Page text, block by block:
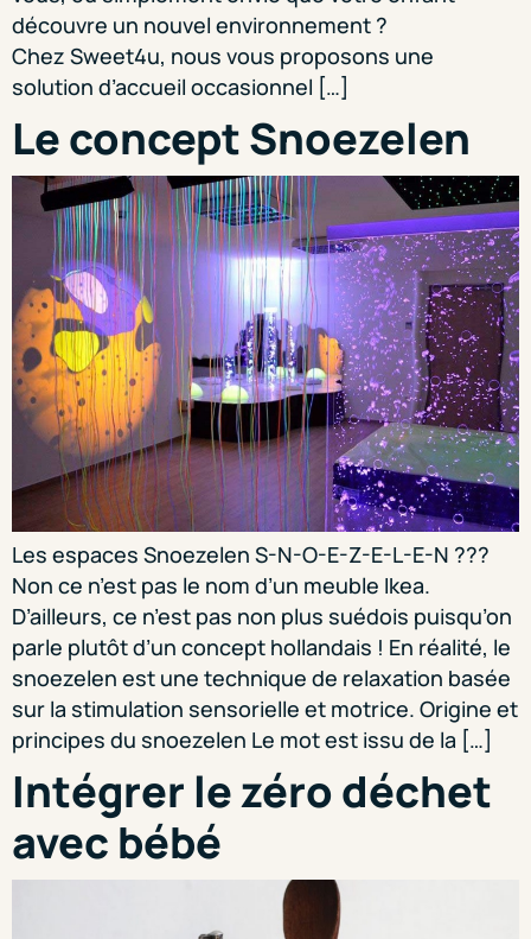
découvre un nouvel environnement ?
Chez Sweet4u, nous vous proposons une
solution d’accueil occasionnel […]
Le concept Snoezelen
Les espaces Snoezelen S-N-O-E-Z-E-L-E-N ???
Non ce n’est pas le nom d’un meuble Ikea.
D’ailleurs, ce n’est pas non plus suédois puisqu’on
parle plutôt d’un concept hollandais ! En réalité, le
snoezelen est une technique de relaxation basée
sur la stimulation sensorielle et motrice. Origine et
principes du snoezelen Le mot est issu de la […]
Intégrer le zéro déchet
avec bébé